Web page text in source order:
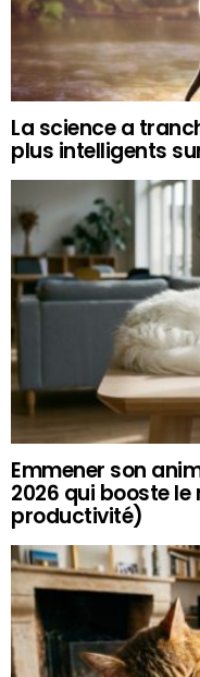
La science a
plus intelligents
Emmener son
2026 qui booste
productivité)